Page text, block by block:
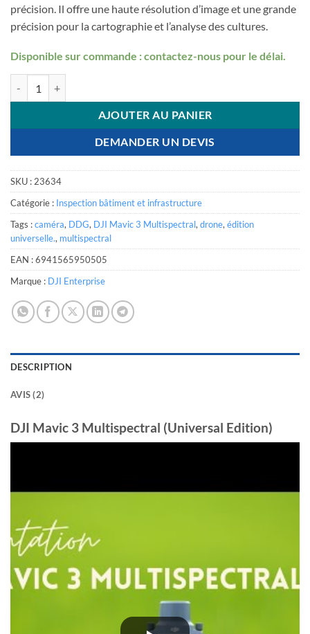
précision. Il offre une haute résolution d’image et une grande
précision pour la cartographie et l’analyse des cultures.
Disponible sur commande : contactez-nous pour le délai.
AJOUTER AU PANIER
DEMANDER UN DEVIS
SKU : 23634
Catégorie : Inspection bâtiment et infrastructure
Tags :caméra, DDG, DJI Mavic 3 Multispectral, drone, édition
universelle., multispectral
EAN :6941565950505
Marque : DJI Enterprise
DESCRIPTION
AVIS (2)
DJI Mavic 3 Multispectral (Universal Edition)